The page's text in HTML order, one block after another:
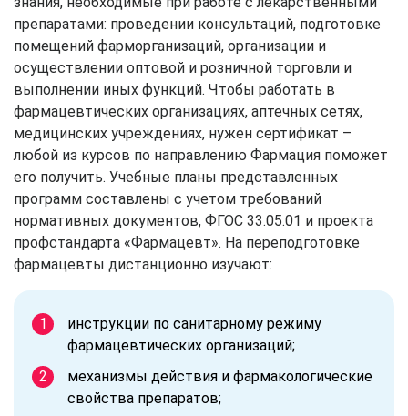
препаратами: проведении консультаций, подготовке
помещений фарморганизаций, организации и
осуществлении оптовой и розничной торговли и
выполнении иных функций. Чтобы работать в
фармацевтических организациях, аптечных сетях,
медицинских учреждениях, нужен сертификат –
любой из курсов по направлению Фармация поможет
его получить. Учебные планы представленных
программ составлены с учетом требований
нормативных документов, ФГОС 33.05.01 и проекта
профстандарта «Фармацевт». На переподготовке
фармацевты дистанционно изучают:
инструкции по санитарному режиму
фармацевтических организаций;
механизмы действия и фармакологические
свойства препаратов;